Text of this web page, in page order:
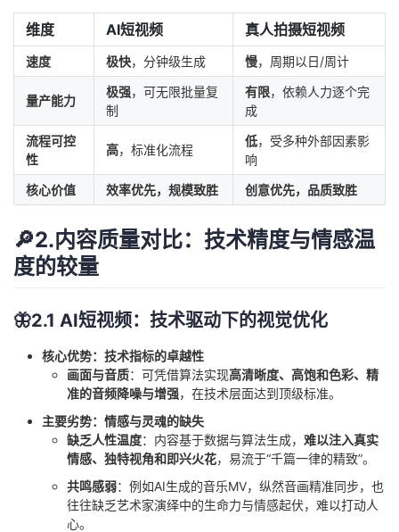
维度 AI短视频 真人拍摄短视频
速度 极快，分钟级生成 慢，周期以日/周计
量产能力
极强，可无限批量复
制
有限，依赖人力逐个完
成
流程可控
性
高，标准化流程
低，受多种外部因素影
响
核心价值
效率优先，规模致胜 创意优先，品质致胜
🔎2.内容质量对比：技术精度与情感温
度的较量
🦋2.1 AI短视频：技术驱动下的视觉优化
核心优势：技术指标的卓越性
画面与音质：可凭借算法实现高清晰度、高饱和色彩、精
准的音频降噪与增强，在技术层面达到顶级标准。
主要劣势：情感与灵魂的缺失
缺乏人性温度：内容基于数据与算法生成， 难以注入真实
情感、独特视角和即兴火花，易流于“千篇一律的精致”。
共鸣感弱：例如AI生成的音乐MV，纵然音画精准同步，也
往往缺乏艺术家演绎中的生命力与情感起伏，难以打动人
心。